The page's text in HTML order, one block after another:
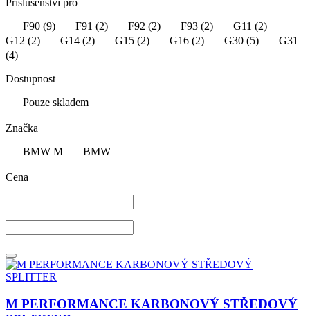
F90 (9) F91 (2) F92 (2) F93 (2) G11 (2)
G12 (2) G14 (2) G15 (2) G16 (2) G30 (5)
G31
(4)
Dostupnost
Pouze skladem
Značka
BMW M BMW
Cena
M PERFORMANCE KARBONOVÝ STŘEDOVÝ